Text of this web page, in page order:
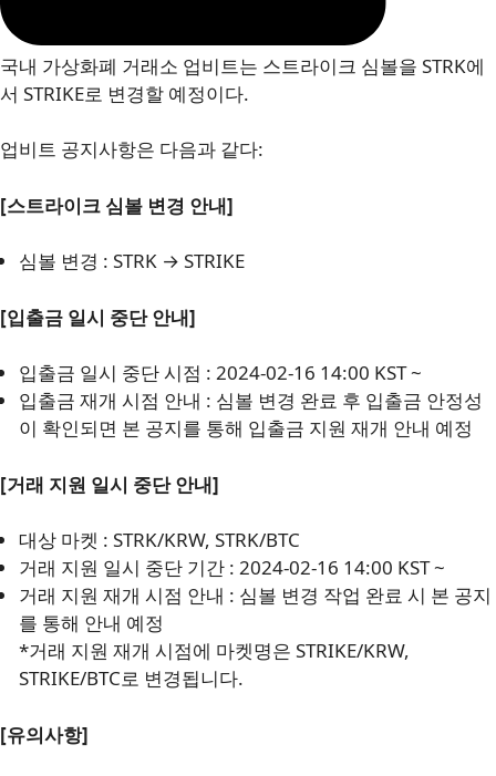
국내 가상화폐 거래소 업비트는 스트라이크 심볼을 STRK에
서 STRIKE로 변경할 예정이다.
업비트 공지사항은 다음과 같다:
[스트라이크 심볼 변경 안내]
심볼 변경 : STRK → STRIKE
[입출금 일시 중단 안내]
입출금 일시 중단 시점 : 2024-02-16 14:00 KST ~
입출금 재개 시점 안내 : 심볼 변경 완료 후 입출금 안정성
이 확인되면 본 공지를 통해 입출금 지원 재개 안내 예정
[거래 지원 일시 중단 안내]
대상 마켓 : STRK/KRW, STRK/BTC
거래 지원 일시 중단 기간 : 2024-02-16 14:00 KST ~
거래 지원 재개 시점 안내 : 심볼 변경 작업 완료 시 본 공지
를 통해 안내 예정
*거래 지원 재개 시점에 마켓명은 STRIKE/KRW,
STRIKE/BTC로 변경됩니다.
[유의사항]